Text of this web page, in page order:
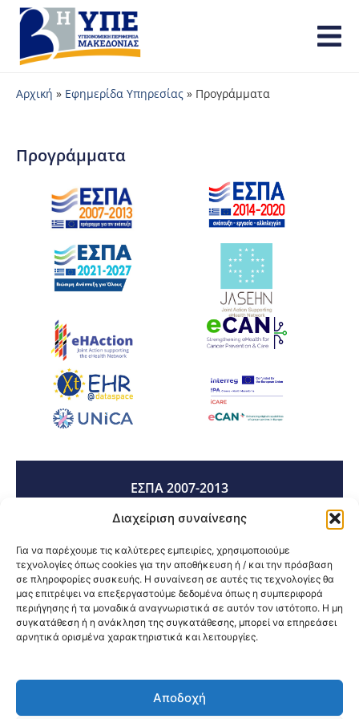
Διαχείριση συναίνεσης
Για να παρέχουμε τις καλύτερες εμπειρίες, χρησιμοποιούμε
τεχνολογίες όπως cookies για την αποθήκευση ή / και την πρόσβαση
σε πληροφορίες συσκευής. Η συναίνεση σε αυτές τις τεχνολογίες θα
μας επιτρέψει να επεξεργαστούμε δεδομένα όπως η συμπεριφορά
περιήγησης ή τα μοναδικά αναγνωριστικά σε αυτόν τον ιστότοπο. Η μη
συγκατάθεση ή η ανάκληση της συγκατάθεσης, μπορεί να επηρεάσει
αρνητικά ορισμένα χαρακτηριστικά και λειτουργίες.
Αποδοχή
Αρχική » Εφημερίδα Υπηρεσίας » Προγράμματα
Προγράμματα
ΕΣΠΑ 2007-2013
ΕΣΠΑ 2014-2020
ΕΣΠΑ 2021-2027
@2026 3ype.gr All rights reserved